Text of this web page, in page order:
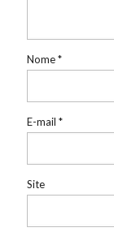
Nome*
E-mail *
Site